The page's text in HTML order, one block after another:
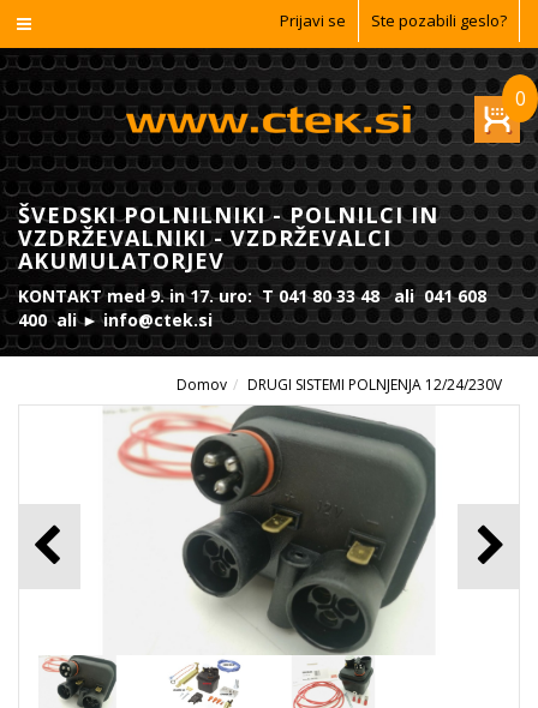
Prijavi se Ste pozabili geslo?
0
ŠVEDSKI POLNILNIKI - POLNILCI IN
VZDRŽEVALNIKI - VZDRŽEVALCI
AKUMULATORJEV
KONTAKT med 9. in 17. uro: T 041 80 33 48 ali 041 608
400 ali ► info@ctek.si
Domov DRUGI SISTEMI POLNJENJA 12/24/230V